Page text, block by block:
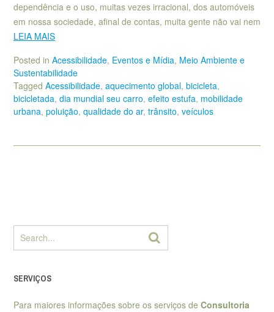
dependência e o uso, muitas vezes irracional, dos automóveis
em nossa sociedade, afinal de contas, muita gente não vai nem
LEIA MAIS
Posted in Acessibilidade, Eventos e Mídia, Meio Ambiente e
Sustentabilidade
Tagged Acessibilidade, aquecimento global, bicicleta,
bicicletada, dia mundial seu carro, efeito estufa, mobilidade
urbana, poluição, qualidade do ar, trânsito, veículos
SERVIÇOS
Para maiores informações sobre os serviços de Consultoria